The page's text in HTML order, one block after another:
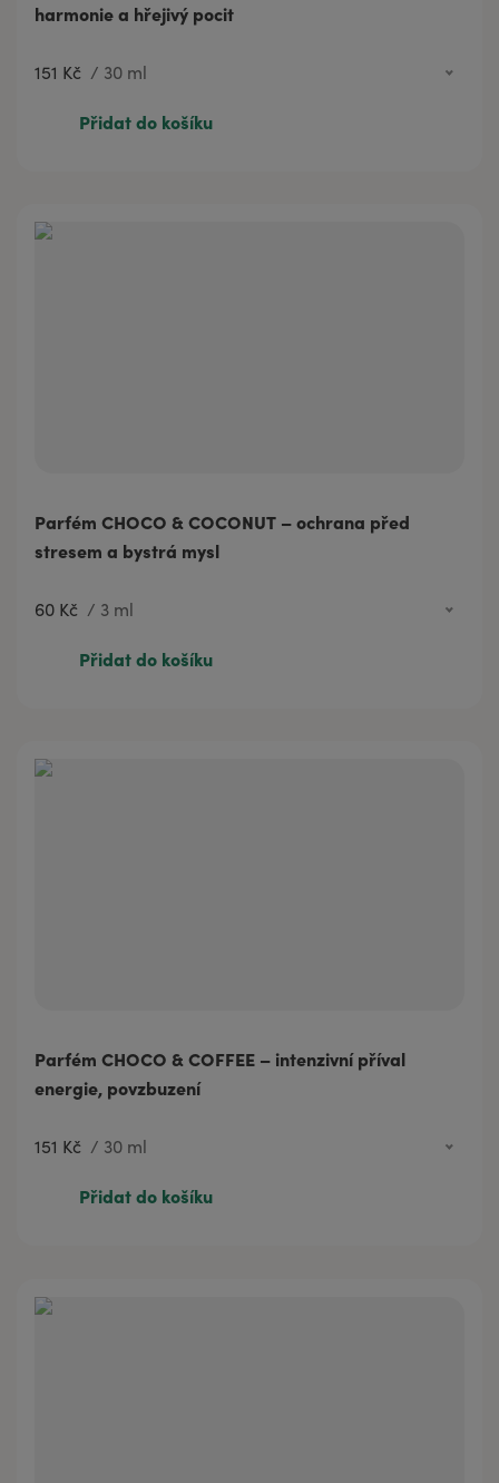
harmonie a hřejivý pocit
151 Kč / 30 ml
Přidat do košíku
Parfém CHOCO & COCONUT – ochrana před
stresem a bystrá mysl
60 Kč / 3 ml
Přidat do košíku
Parfém CHOCO & COFFEE – intenzivní příval
energie, povzbuzení
151 Kč / 30 ml
151 Kč
30 ml
Přidat do košíku